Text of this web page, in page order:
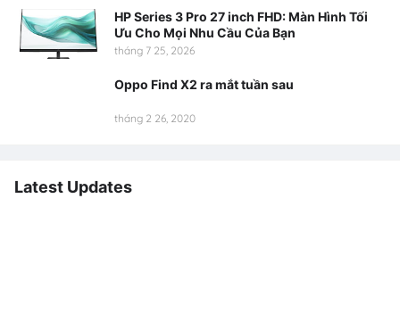
HP Series 3 Pro 27 inch FHD: Màn Hình Tối
Ưu Cho Mọi Nhu Cầu Của Bạn
tháng 7 25, 2026
Oppo Find X2 ra mắt tuần sau
tháng 2 26, 2020
Latest Updates